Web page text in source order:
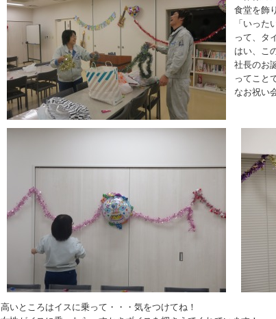
食堂を飾
「いった
って、タ
はい、こ
社長のお
ってこと
なお祝い
高いところはイスに乗って・・・気をつけてね！